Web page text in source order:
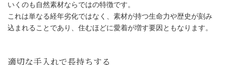
一般的に高い耐久性を持つ
いくのも自然素材ならではの特徴です。
これは単なる経年劣化ではなく、素材が持つ生命力や歴史が刻み
込まれることであり、住むほどに愛着が増す要因ともなります。